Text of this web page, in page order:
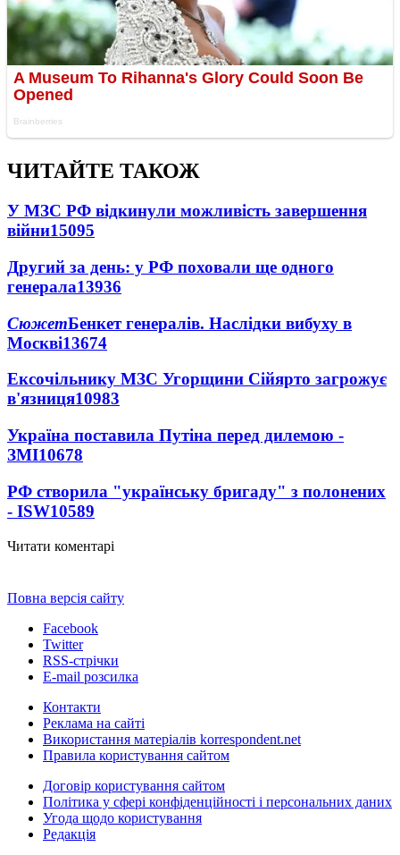
ЧИТАЙТЕ ТАКОЖ
У МЗС РФ відкинули можливість завершення
війни15095
Другий за день: у РФ поховали ще одного
генерала13936
СюжетБенкет генералів. Наслідки вибуху в
Москві13674
Ексочільнику МЗС Угорщини Сійярто загрожує
в'язниця10983
Україна поставила Путіна перед дилемою -
ЗМІ10678
РФ створила "українську бригаду" з полонених
- ISW10589
Читати коментарі
Повна версія сайту
Facebook
Twitter
RSS-стрічки
E-mail розсилка
Контакти
Реклама на сайті
Використання матеріалів korrespondent.net
Правила користування сайтом
Договір користування сайтом
Політика у сфері конфіденційності і персональних даних
Угода щодо користування
Редакція